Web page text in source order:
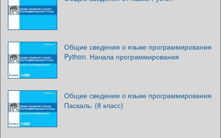
Общие сведения о языке программирования
Python. Начала программирования
Общие сведения о языке программирования
Паскаль. (8 класс)